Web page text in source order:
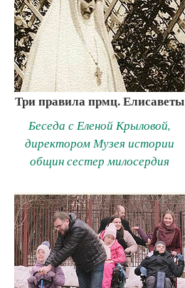
Три правила прмц. Елисаветы
Беседа с Еленой Крыловой,
директором Музея истории
общин сестер милосердия